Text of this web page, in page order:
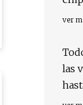
ver
las